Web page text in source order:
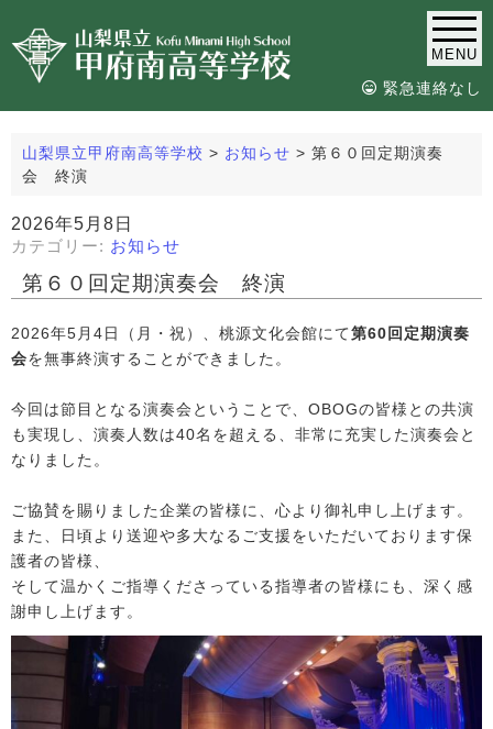
MENU
緊急連絡なし
山梨県立甲府南高等学校 > お知らせ > 第６０回定期演奏
会 終演
2026年5月8日
カテゴリー: お知らせ
第６０回定期演奏会 終演
2026年5月4日（月・祝）、桃源文化会館にて第60回定期演奏
会を無事終演することができました。
今回は節目となる演奏会ということで、OBOGの皆様との共演
も実現し、演奏人数は40名を超える、非常に充実した演奏会と
なりました。
ご協賛を賜りました企業の皆様に、心より御礼申し上げます。
また、日頃より送迎や多大なるご支援をいただいております保
護者の皆様、
そして温かくご指導くださっている指導者の皆様にも、深く感
謝申し上げます。